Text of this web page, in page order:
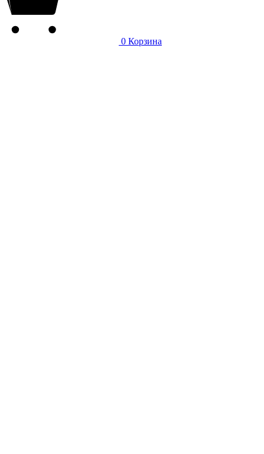
0 Корзина